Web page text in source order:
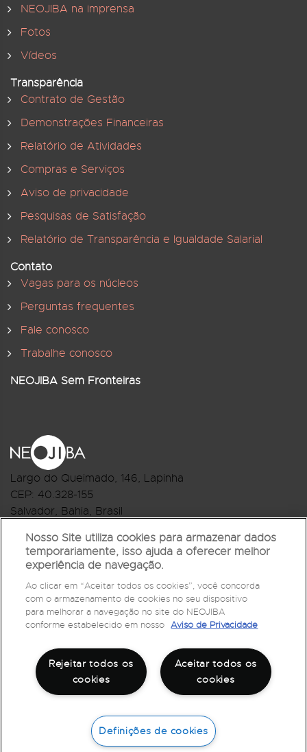
NEOJIBA na imprensa
Fotos
Vídeos
Transparência
Contrato de Gestão
Demonstrações Financeiras
Relatório de Atividades
Compras e Serviços
Aviso de privacidade
Pesquisas de Satisfação
Relatório de Transparência e Igualdade Salarial
Contato
Vagas para os núcleos
Perguntas frequentes
Fale conosco
Trabalhe conosco
NEOJIBA Sem Fronteiras
Largo do Queimado, 146, Lapinha
CEP: 40.328-155
Salvador, Bahia, Brasil
R.Monte Castelo Nº 62, Bairro Barbalho
CEP: 40.301-210
Salvador, Bahia, Brasil
Telefone:(71) 3032-1073
2026Todos os direitos reservados
Nosso Site utiliza cookies para armazenar dados
temporariamente, isso ajuda a oferecer melhor
experiência de navegação.
Ao clicar em “Aceitar todos os cookies”, você concorda
com o armazenamento de cookies no seu dispositivo
para melhorar a navegação no site do NEOJIBA
conforme estabelecido em nosso Aviso de Privacidade
Aceitar todos os
cookies
Rejeitar todos os
cookies
Definições de cookies